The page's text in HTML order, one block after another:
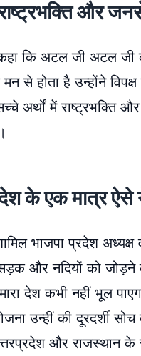
और
कि अटल जी अटल जी
से होता है उन्होंने
अर्थों में राष्ट्रभक्ति
के एक मात्र ऐसे
भाजपा प्रदेश
और नदियों को
देश कभी नहीं भूल
उन्हीं की दूरदर्शी
और राजस्थान